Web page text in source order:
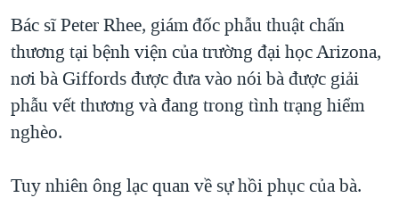
QUAN HỆ VIỆT MỸ
Bác sĩ Peter Rhee, giám đốc phẫu thuật chấn
thương tại bệnh viện của trường đại học Arizona,
nơi bà Giffords được đưa vào nói bà được giải
phẫu vết thương và đang trong tình trạng hiểm
nghèo.
Tuy nhiên ông lạc quan về sự hồi phục của bà.